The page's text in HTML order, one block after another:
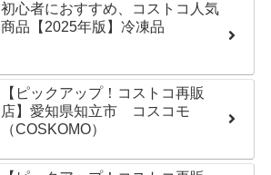
初心者におすすめ、コストコ人気
商品【2025年版】冷凍品
【ピックアップ！コストコ再販
店】愛知県知立市 コスコモ
（COSKOMO）